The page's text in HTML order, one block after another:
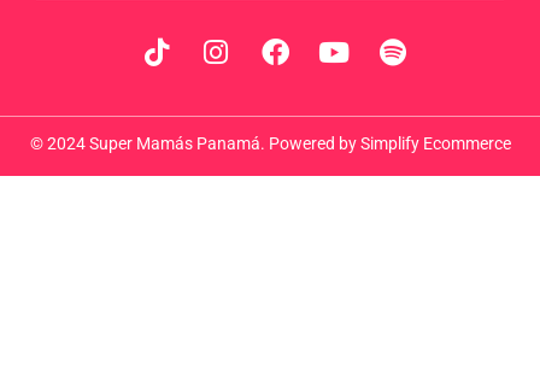
© 2024 Super Mamás Panamá. Powered by Simplify Ecommerce